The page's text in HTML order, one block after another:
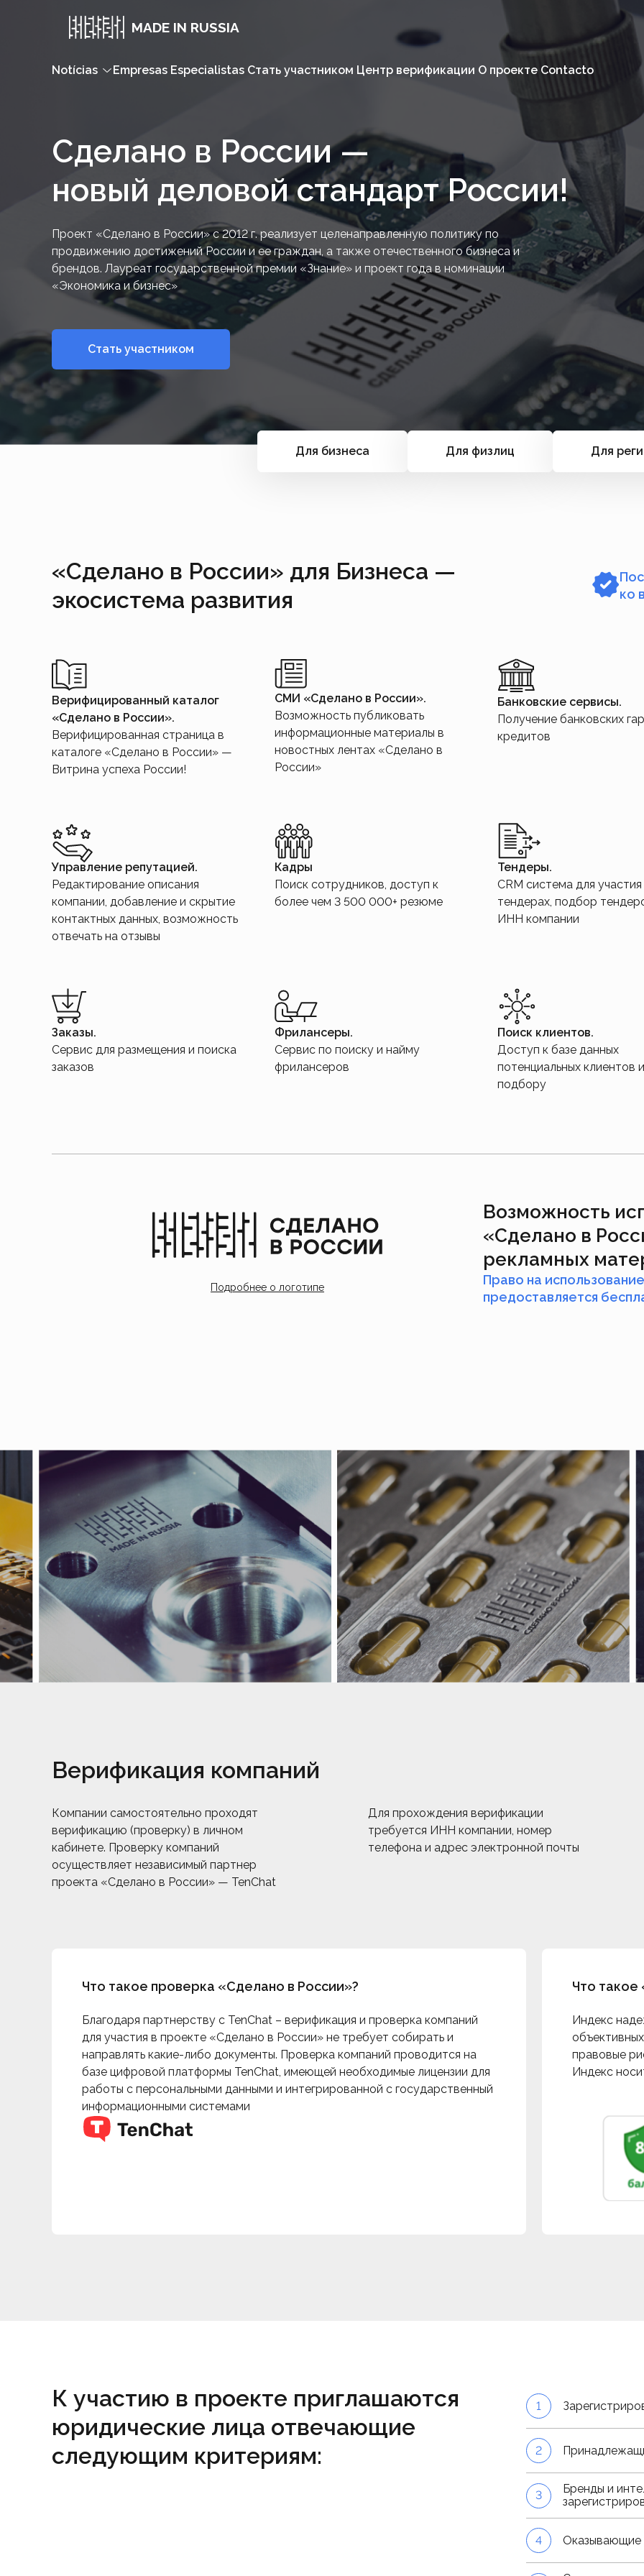
MADE IN RUSSIA
Notícias Empresas Especialistas Стать участником Центр верификации О проекте Contacto
Сделано в России —
новый деловой стандарт России!
Проект «Сделано в России» с 2012 г. реализует целенаправленную политику по
продвижению достижений России и ее граждан, а также отечественного бизнеса и
брендов. Лауреат государственной премии «Знание» и проект года в номинации
«Экономика и бизнес»
Стать участником
Для бизнеса Для физлиц Для
«Сделано в России» для Бизнеса —
экосистема развития
ко
Верифицированный каталог
«Сделано в России».
Верифицированная страница в
каталоге «Сделано в России» —
Витрина успеха России!
СМИ «Сделано в России».
Возможность публиковать
информационные материалы в
новостных лентах «Сделано в
России»
Банковские сервисы.
Получение банковских
кредитов
Управление репутацией.
Редактирование описания
компании, добавление и скрытие
контактных данных, возможность
отвечать на отзывы
Кадры
Поиск сотрудников, доступ к
более чем 3 500 000+ резюме
Тендеры.
CRM система для участия
тендерах, подбор
ИНН компании
Заказы.
Сервис для размещения и поиска
заказов
Фрилансеры.
Сервис по поиску и найму
фрилансеров
Поиск клиентов.
Доступ к базе данных
потенциальных клиентов
подбору
Подробнее о логотипе
Возможность
«Сделано в
рекламных
Право на
предоставляется
Верификация компаний
Компании самостоятельно проходят
верификацию (проверку) в личном
кабинете. Проверку компаний
осуществляет независимый партнер
проекта «Сделано в России» — TenChat
Для прохождения верификации
требуется ИНН компании, номер
телефона и адрес электронной почты
Что такое проверка «Сделано в России»?
Благодаря партнерству c TenChat – верификация и проверка компаний
для участия в проекте «Сделано в России» не требует собирать и
направлять какие-либо документы. Проверка компаний проводится на
базе цифровой платформы TenChat, имеющей необходимые лицензии для
работы с персональными данными и интегрированной с государственный
информационными системами
Что такое
Индекс
правовые
Индекс
К участию в проекте приглашаются
юридические лица отвечающие
следующим критериям:
1
2
3
Бренды и
4 Оказывающие